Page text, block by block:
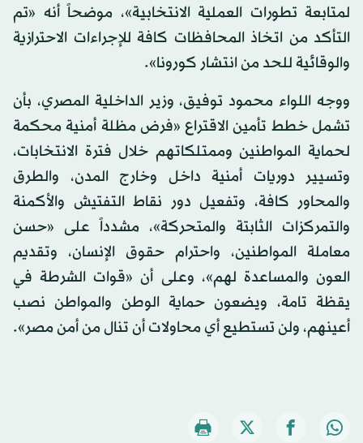
لمتابعة تطورات العملية الانتخابية»، موضحاً أنه «تم
التأكد من اتخاذ المحافظات كافة للإجراءات الاحترازية
والوقائية للحد من انتشار كورونا».
ووجه اللواء محمود توفيق، وزير الداخلية المصري، بأن
تشمل خطط تأمين الاقتراع «فرض مظلة أمنية محكمة
لحماية المواطنين وممتلكاتهم خلال فترة الانتخابات،
وتسيير دوريات أمنية داخل وخارج المدن، والطرق
والمحاور كافة، وتفعيل دور نقاط التفتيش والأكمنة
والتمركزات الثابتة والمتحركة»، مشدداً على «حسن
معاملة المواطنين، واحترام حقوق الإنسان، وتقديم
العون والمساعدة لهم»، وعلى أن «قوات الشرطة في
يقظة تامة، ويضعون حماية الوطن والمواطن نصب
أعينهم، ولن تستطيع أي محاولات أن تنال من أمن مصر».